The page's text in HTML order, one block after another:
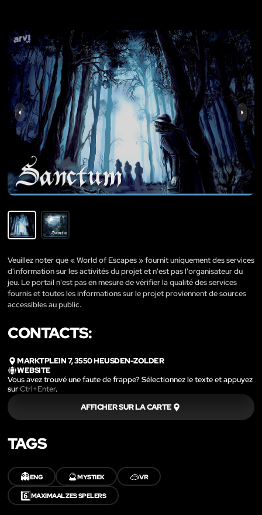
Veuillez noter que « World of Escapes » fournit uniquement des services
d'information sur les activités du projet et n'est pas l'organisateur du
jeu. Le portail n'est pas en mesure de vérifier la qualité des services
fournis et toutes les informations sur le projet proviennent de sources
accessibles au public.
CONTACTS:
MARKTPLEIN 7, 3550 HEUSDEN-ZOLDER
WEBSITE
Vous avez trouvé une faute de frappe? Sélectionnez le texte et appuyez
surCtrl+Enter.
AFFICHER SUR LA CARTE
TAGS
👻ENG 🔮MYSTIEK 🥽VR
6️⃣MAXIMAAL ZES SPELERS